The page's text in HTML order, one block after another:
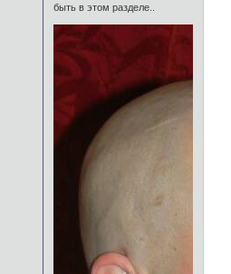
быть в этом разделе..